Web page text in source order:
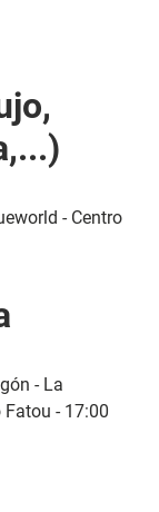
- Centro
- La
- 17:00